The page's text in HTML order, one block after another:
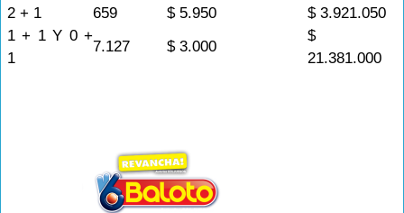
2 + 1
659 $ 5.950
$ 3.921.050
1 + 1 Y 0 +
1
7.127 $ 3.000
$
21.381.000